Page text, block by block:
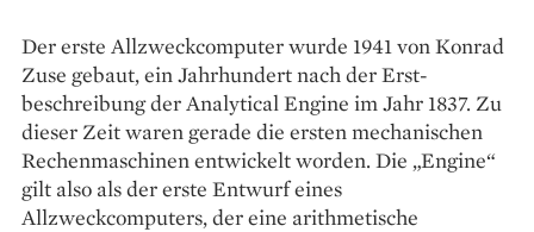
Der erste Allzweckcomputer wurde 1941 von Konrad
Zuse gebaut, ein Jahrhundert nach der Erst­
beschreibung der Analytical Engine im Jahr 1837. Zu
dieser Zeit waren gerade die ersten mechanischen
Rechenmaschinen entwickelt worden. Die „Engine“
gilt also als der erste Entwurf eines
Allzweckcomputers, der eine arithmetische